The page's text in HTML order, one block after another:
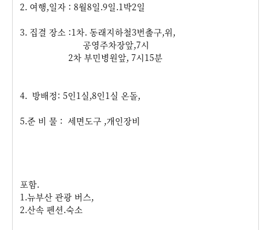
2. 여행,일자 : 8월8일.9일.1박2일
3. 집결 장소 :1차. 동래지하철3번출구,위,
공영주차장앞,7시
2차 부민병원앞, 7시15분
4. 방배정: 5인1실,8인1실 온돌,
5.준 비 물 : 세면도구 ,개인장비
포함.
1.뉴부산 관광 버스,
2.산속 펜션.숙소